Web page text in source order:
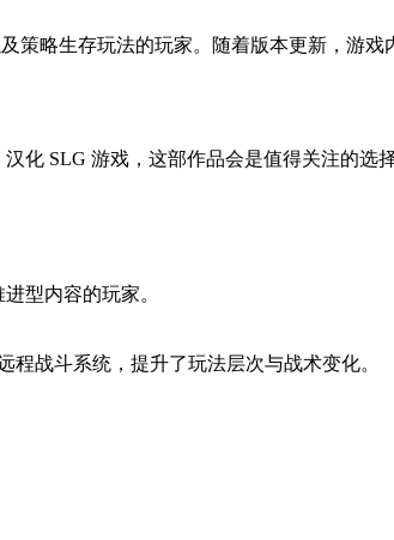
策略生存玩法的玩家。随着版本更新，游
化 SLG 游戏，这部作品会是值得关注的
型内容的玩家。
战斗系统，提升了玩法层次与战术变化。